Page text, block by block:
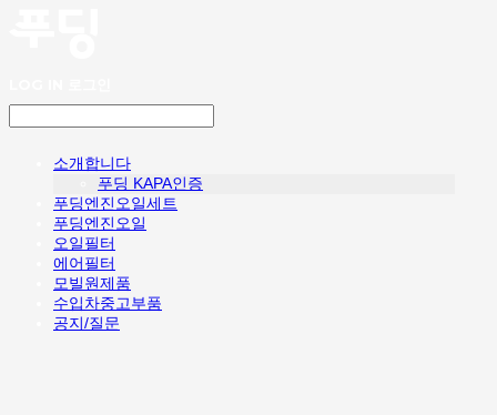
소개합니다
푸딩 KAPA인증
푸딩엔진오일세트
푸딩엔진오일
오일필터
에어필터
모빌원제품
수입차중고부품
공지/질문